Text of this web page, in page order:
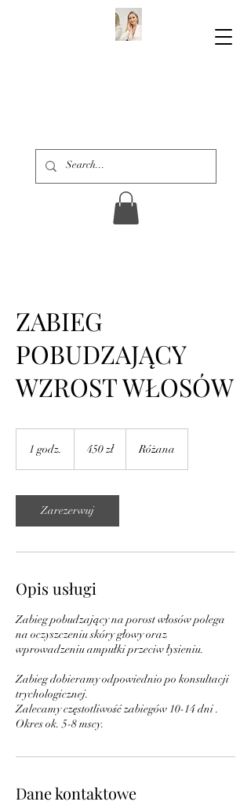
ZABIEG
POBUDZAJĄCY
WZROST WŁOSÓW
1 godz.
d
z
polskich
450 zł Różana
Zarezerwuj
Opis usługi
Zabieg pobudzający na porost włosów polega
na oczyszczeniu skóry głowy oraz
wprowadzeniu ampułki przeciw łysieniu.
Zabieg dobieramy odpowiednio po konsultacji
trychologicznej.
Zalecamy częstotliwość zabiegów 10-14 dni .
Okres ok. 5-8 mscy.
Dane kontaktowe